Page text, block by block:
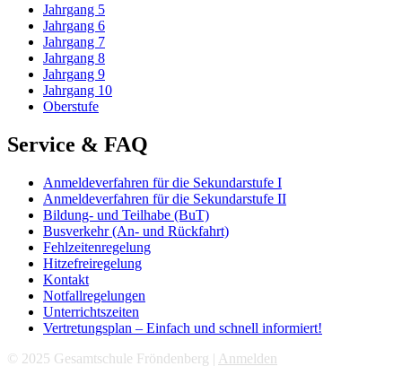
Jahrgang 5
Jahrgang 6
Jahrgang 7
Jahrgang 8
Jahrgang 9
Jahrgang 10
Oberstufe
Service & FAQ
Anmeldeverfahren für die Sekundarstufe I
Anmeldeverfahren für die Sekundarstufe II
Bildung- und Teilhabe (BuT)
Busverkehr (An- und Rückfahrt)
Fehlzeitenregelung
Hitzefreiregelung
Kontakt
Notfallregelungen
Unterrichtszeiten
Vertretungsplan – Einfach und schnell informiert!
© 2025 Gesamtschule Fröndenberg | Anmelden